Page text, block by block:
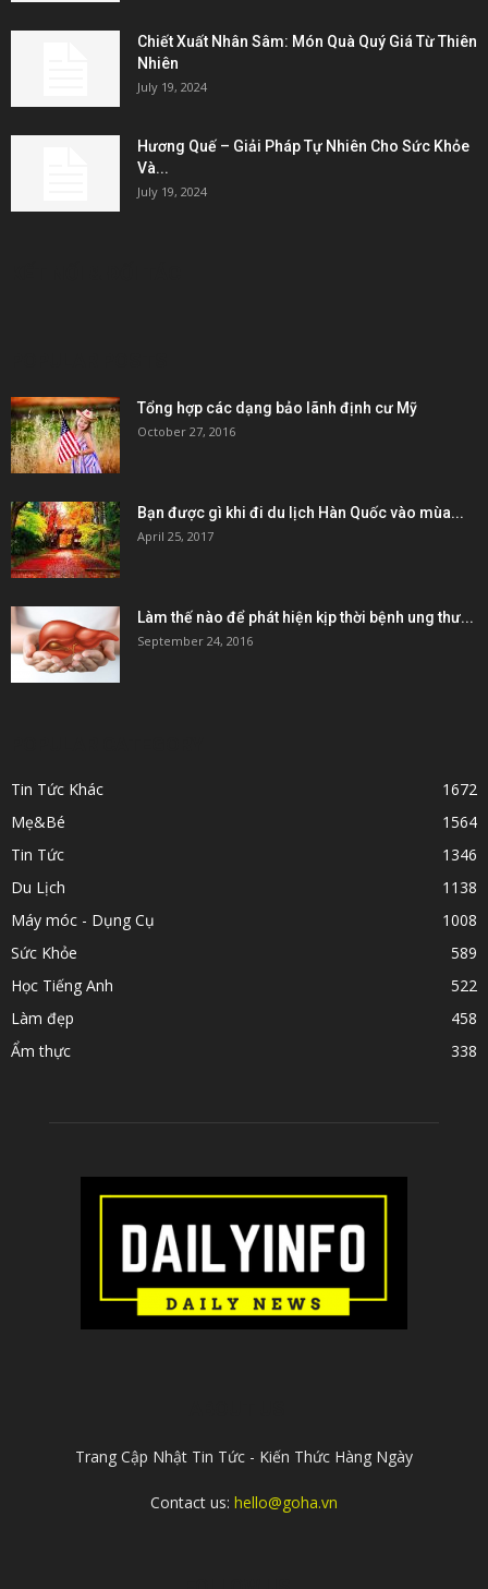
Chiết Xuất Nhân Sâm: Món Quà Quý Giá Từ Thiên
Nhiên
July 19, 2024
Hương Quế – Giải Pháp Tự Nhiên Cho Sức Khỏe
Và...
July 19, 2024
Tổng hợp các dạng bảo lãnh định cư Mỹ
October 27, 2016
Bạn được gì khi đi du lịch Hàn Quốc vào mùa...
April 25, 2017
Làm thế nào để phát hiện kịp thời bệnh ung thư...
September 24, 2016
Tin Tức Khác
1672
Mẹ&Bé
1564
Tin Tức
1346
Du Lịch
1138
Máy móc - Dụng Cụ
1008
Sức Khỏe
589
Học Tiếng Anh
522
Làm đẹp
458
Ẩm thực
338
Trang Cập Nhật Tin Tức - Kiến Thức Hàng Ngày
Contact us: hello@goha.vn